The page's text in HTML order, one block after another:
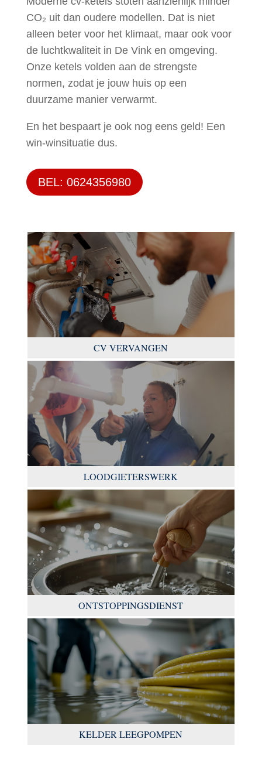
CO₂ uit dan oudere modellen. Dat is niet
alleen beter voor het klimaat, maar ook voor
de luchtkwaliteit in De Vink en omgeving.
Onze ketels volden aan de strengste
normen, zodat je jouw huis op een
duurzame manier verwarmt.
En het bespaart je ook nog eens geld! Een
win-winsituatie dus.
BEL: 0624356980
CV VERVANGEN
LOODGIETERSWERK
ONTSTOPPINGSDIENST
KELDER LEEGPOMPEN